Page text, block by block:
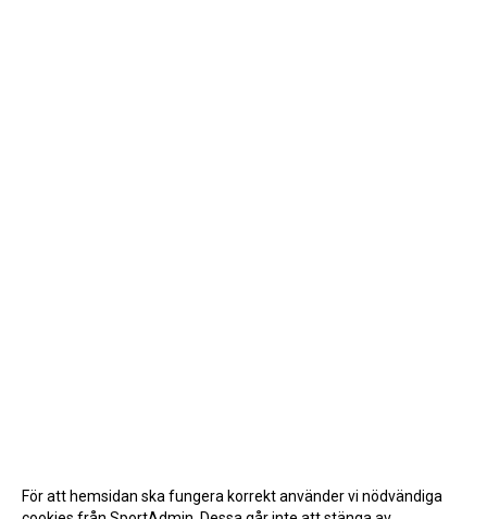
För att hemsidan ska fungera korrekt använder vi nödvändiga